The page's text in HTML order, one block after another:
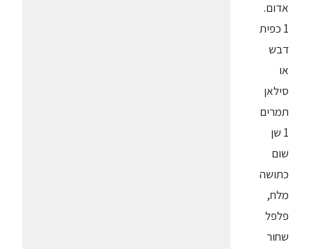
אדום.
1 כפית
דבש
או
סילאן
תמרים
1 שן
שום
כתושה
מלח,
פלפל
שחור